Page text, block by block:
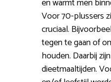
Voor 70-plussers
cruciaal.
tegen te gaan of
houden. Daarbij
dieetmaaltijden.